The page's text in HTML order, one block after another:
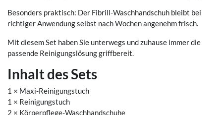
Besonders praktisch: Der Fibrill-Waschhandschuh bleibt bei
richtiger Anwendung selbst nach Wochen angenehm frisch.
Mit diesem Set haben Sie unterwegs und zuhause immer die
passende Reinigungslösung griffbereit.
Inhalt des Sets
1 × Maxi-Reinigungstuch
1 × Reinigungstuch
2 × Körperpflege-Waschhandschuhe